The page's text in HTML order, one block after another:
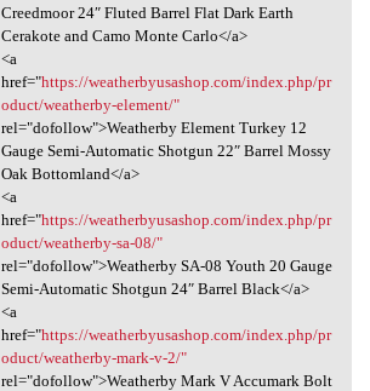
Creedmoor 24″ Fluted Barrel Flat Dark Earth
Cerakote and Camo Monte Carlo</a>
<a
href="https://weatherbyusashop.com/index.php/pr
oduct/weatherby-element/"
rel="dofollow">Weatherby Element Turkey 12
Gauge Semi-Automatic Shotgun 22″ Barrel Mossy
Oak Bottomland</a>
<a
href="https://weatherbyusashop.com/index.php/pr
oduct/weatherby-sa-08/"
rel="dofollow">Weatherby SA-08 Youth 20 Gauge
Semi-Automatic Shotgun 24″ Barrel Black</a>
<a
href="https://weatherbyusashop.com/index.php/pr
oduct/weatherby-mark-v-2/"
rel="dofollow">Weatherby Mark V Accumark Bolt